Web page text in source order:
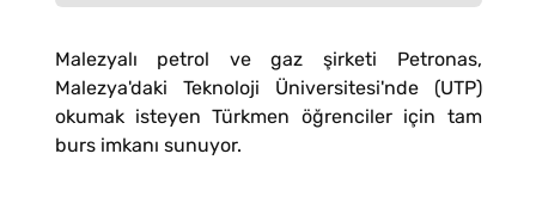
Malezyalı petrol ve gaz şirketi Petronas,
Malezya'daki Teknoloji Üniversitesi'nde (UTP)
okumak isteyen Türkmen öğrenciler için tam
burs imkanı sunuyor.